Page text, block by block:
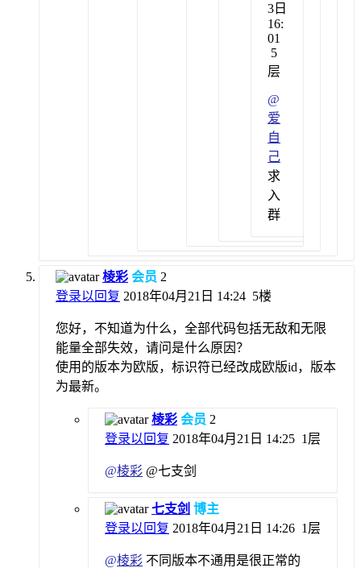
3日
16:
01
5
层
@
爱
自
己
求
入
群
棱彩 会员 2
登录以回复 2018年04月21日 14:24 5楼
您好，不知道为什么，全部代码包括无敌和无限
能量全部失效，请问是什么原因？
使用的版本为欧版，标识符已经改成欧版id，版本
为最新。
棱彩 会员 2
登录以回复 2018年04月21日 14:25 1层
@棱彩 @七支剑
七支剑 博主
登录以回复 2018年04月21日 14:26 1层
@棱彩 不同版本不通用是很正常的